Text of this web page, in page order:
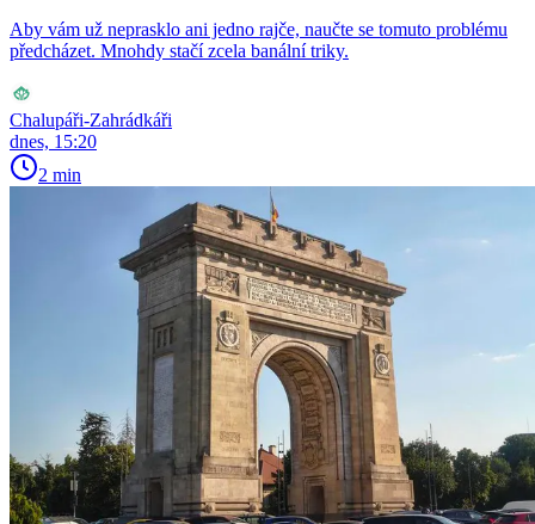
Aby vám už neprasklo ani jedno rajče, naučte se tomuto problému
předcházet. Mnohdy stačí zcela banální triky.
Chalupáři-Zahrádkáři
dnes, 15:20
2 min